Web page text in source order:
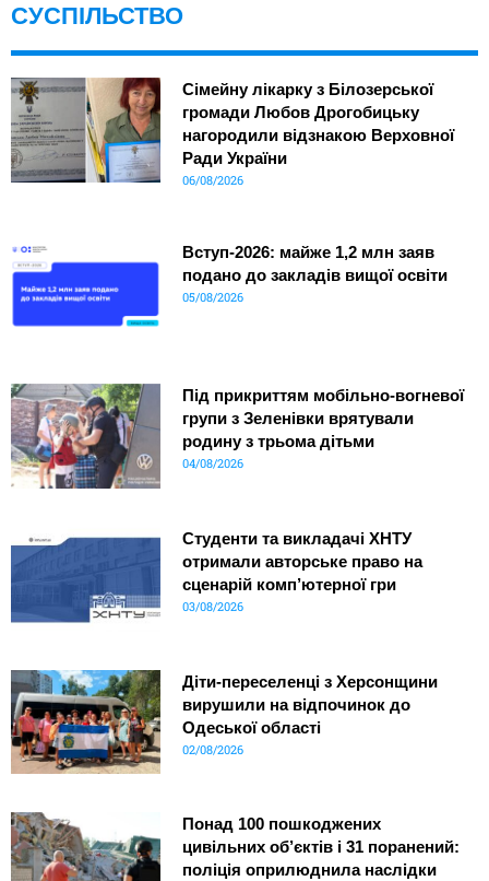
СУСПІЛЬСТВО
Сімейну лікарку з Білозерської
громади Любов Дрогобицьку
нагородили відзнакою Верховної
Ради України
06/08/2026
Вступ-2026: майже 1,2 млн заяв
подано до закладів вищої освіти
05/08/2026
Під прикриттям мобільно-вогневої
групи з Зеленівки врятували
родину з трьома дітьми
04/08/2026
Студенти та викладачі ХНТУ
отримали авторське право на
сценарій комп’ютерної гри
03/08/2026
Діти-переселенці з Херсонщини
вирушили на відпочинок до
Одеської області
02/08/2026
Понад 100 пошкоджених
цивільних об’єктів і 31 поранений:
поліція оприлюднила наслідки